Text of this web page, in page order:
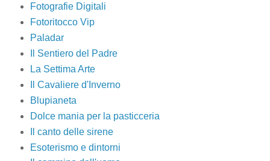
Fotografie Digitali
Fotoritocco Vip
Paladar
Il Sentiero del Padre
La Settima Arte
Il Cavaliere d'Inverno
Blupianeta
Dolce mania per la pasticceria
Il canto delle sirene
Esoterismo e dintorni